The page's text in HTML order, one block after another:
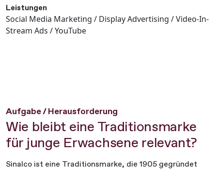
Leistungen
Social Media Marketing / Display Advertising / Video-In-
Stream Ads / YouTube
Aufgabe / Herausforderung
Wie bleibt eine Traditionsmarke
für junge Erwachsene relevant?
Sinalco ist eine Traditionsmarke, die 1905 gegründet